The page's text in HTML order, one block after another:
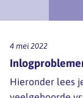
4 mei 2022
Hieronder lees